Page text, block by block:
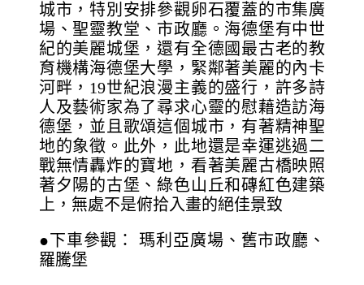
城市，特別安排參觀卵石覆蓋的市集廣
場、聖靈教堂、市政廳。海德堡有中世
紀的美麗城堡，還有全德國最古老的教
育機構海德堡大學，緊鄰著美麗的內卡
河畔，19世紀浪漫主義的盛行，許多詩
人及藝術家為了尋求心靈的慰藉造訪海
德堡，並且歌頌這個城市，有著精神聖
地的象徵。此外，此地還是幸運逃過二
戰無情轟炸的寶地，看著美麗古橋映照
著夕陽的古堡、綠色山丘和磚紅色建築
上，無處不是俯拾入畫的絕佳景致
●下車參觀： 瑪利亞廣場、舊市政廳、
羅騰堡